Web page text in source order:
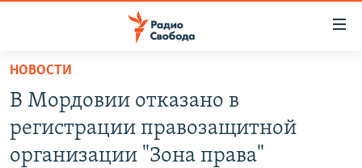
упрощенного
доступа
основному
ПОДКАСТЫ
АВТОРСКИЕ ПРОЕКТЫ
НОВОСТИ
В Мордовии отказано в
регистрации правозащитной
организации "Зона права"